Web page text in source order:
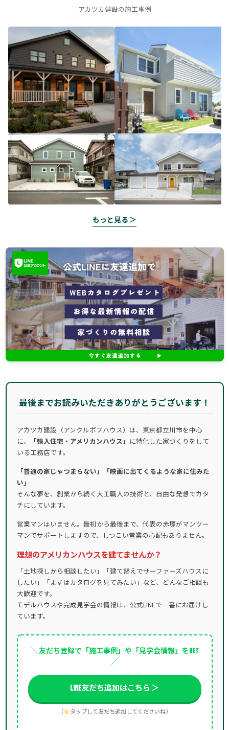
アカツカ建設の施工事例
もっと見る ＞
最後までお読みいただきありがとうございます！
アカツカ建設（アンクルボブハウス）は、東京都立川市を中心
に、
「輸入住宅・アメリカンハウス」 に特化した家づくりをして
いる工務店です。
「普通の家じゃつまらない」「映画に出てくるような家に住みた
い」
そんな夢を、創業から続く大工職人の技術と、自由な発想でカタ
チにしています。
営業マンはいません。最初から最後まで、代表の赤塚がマンツー
マンでサポートしますので、しつこい営業の心配もありません。
理想のアメリカンハウスを建てませんか？
「土地探しから相談したい」「建て替えでサーファーズハウスに
したい」「まずはカタログを見てみたい」など、どんなご相談も
大歓迎です。
モデルハウスや完成見学会の情報は、公式LINEで一番にお届けし
ています。
＼ 友だち登録で「施工事例」や「見学会情報」をGET
／
LINE友だち追加はこちら ＞
（ タップして友だち追加してくださいね）